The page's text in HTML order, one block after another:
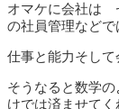
オマケに会社は
の社員管理などで
仕事と能力そし
そうなると数学
けでは済ませてく